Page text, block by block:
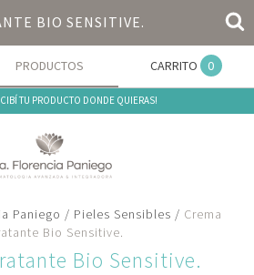
BIO SENSITIVE.
PRODUCTOS CARRITO 0
TU PRODUCTO DONDE QUIERAS!
Paniego / Pieles Sensibles / Crema
Bio Sensitive.
Bio Sensitive.